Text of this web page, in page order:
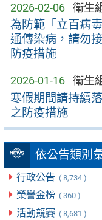
2026-02-06 衛生
為防範「立百病
通傳染病，請勿
防疫措施
2026-01-16 衛生
寒假期間請持續
之防疫措施
依公告類別
行政公告 ( 8,734 )
榮譽金榜 ( 360 )
活動競賽 ( 8,681 )